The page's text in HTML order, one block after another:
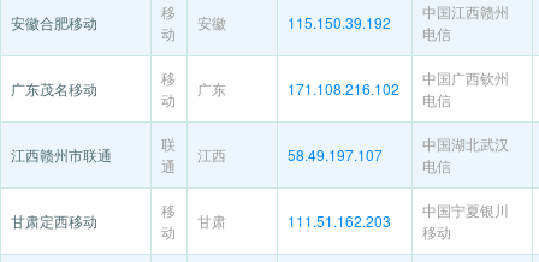
安徽合肥移动
移
动
安徽 115.150.39.192
中国江西赣州
电信
广东茂名移动
移
动
广东 171.108.216.102
中国广西钦州
电信
江西赣州市联通
联
通
江西 58.49.197.107
中国湖北武汉
电信
甘肃定西移动
移
动
甘肃 111.51.162.203
中国宁夏银川
移动